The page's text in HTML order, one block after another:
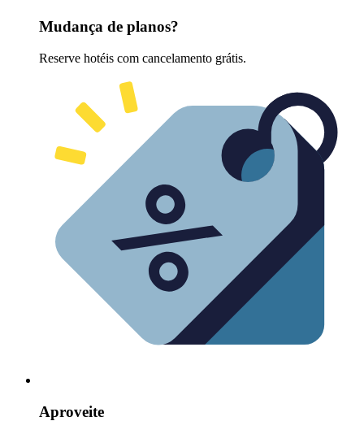
Mudança de planos?
Reserve hotéis com cancelamento grátis.
Aproveite